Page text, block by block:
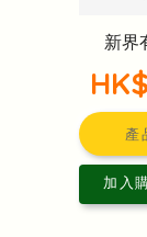
新界
產
加入